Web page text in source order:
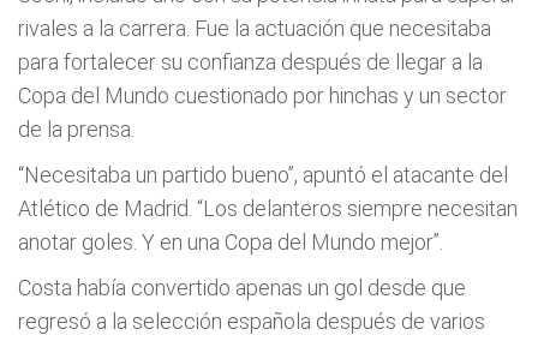
rivales a la carrera. Fue la actuación que necesitaba
para fortalecer su confianza después de llegar a la
Copa del Mundo cuestionado por hinchas y un sector
de la prensa.
“Necesitaba un partido bueno”, apuntó el atacante del
Atlético de Madrid. “Los delanteros siempre necesitan
anotar goles. Y en una Copa del Mundo mejor”.
Costa había convertido apenas un gol desde que
regresó a la selección española después de varios